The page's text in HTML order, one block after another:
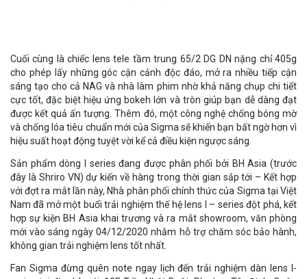
Cuối cùng là chiếc lens tele tầm trung 65/2 DG DN nặng chỉ 405g
cho phép lấy những góc cận cảnh độc đáo, mở ra nhiều tiếp cận
sáng tạo cho cả NAG và nhà làm phim nhờ khả năng chụp chi tiết
cực tốt, đặc biệt hiệu ứng bokeh lớn và tròn giúp bạn dễ dàng đạt
được kết quả ấn tượng. Thêm đó, một công nghệ chống bóng mờ
và chống lóa tiêu chuẩn mới của Sigma sẽ khiến bạn bất ngờ hơn vì
hiệu suất hoạt động tuyệt vời kể cả điều kiện ngược sáng.
Sản phẩm dòng I series đang được phân phối bởi BH Asia (trước
đây là Shriro VN) dự kiến về hàng trong thời gian sắp tới – Kết hợp
với đợt ra mắt lần này, Nhà phân phối chính thức của Sigma tại Việt
Nam đã mở một buổi trải nghiệm thế hệ lens I – series đột phá, kết
hợp sự kiện BH Asia khai trương và ra mắt showroom, văn phòng
mới vào sáng ngày 04/12/2020 nhằm hỗ trợ chăm sóc bảo hành,
không gian trải nghiệm lens tốt nhất.
Fan Sigma đừng quên note ngay lịch đến trải nghiệm dàn lens I-